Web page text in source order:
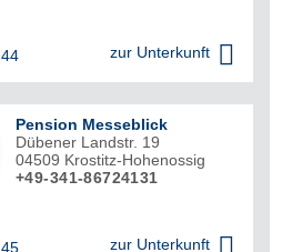
44 zur Unterkunft 
Pension Messeblick
Dübener Landstr. 19
04509 Krostitz-Hohenossig
+49-341-86724131
45 zur Unterkunft